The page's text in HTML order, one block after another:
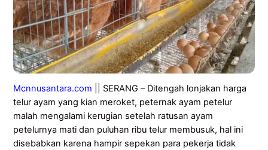
Mcnnusantara.com || SERANG – Ditengah lonjakan harga
telur ayam yang kian meroket, peternak ayam petelur
malah mengalami kerugian setelah ratusan ayam
petelurnya mati dan puluhan ribu telur membusuk, hal ini
disebabkan karena hampir sepekan para pekerja tidak